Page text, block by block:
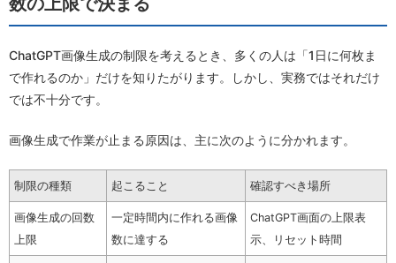
ChatGPT画像生成の制限を考えるとき、多くの人は「1日に何枚ま
で作れるのか」だけを知りたがります。しかし、実務ではそれだけ
では不十分です。
画像生成で作業が止まる原因は、主に次のように分かれます。
制限の種類 起こること 確認すべき場所
画像生成の回数
上限
一定時間内に作れる画像
数に達する
ChatGPT画面の上限表
示、リセット時間